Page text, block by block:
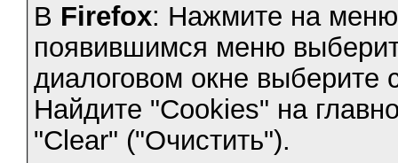
В Firefox: Нажмите на
появившимся меню
диалоговом окне выберите
Найдите "Cookies" на
"Clear" ("Очистить").